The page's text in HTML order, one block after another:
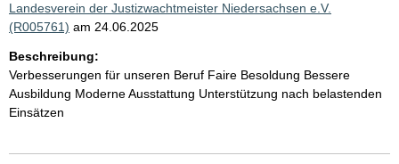
Landesverein der Justizwachtmeister Niedersachsen e.V.
(R005761) am 24.06.2025
Beschreibung:
Verbesserungen für unseren Beruf Faire Besoldung Bessere
Ausbildung Moderne Ausstattung Unterstützung nach belastenden
Einsätzen